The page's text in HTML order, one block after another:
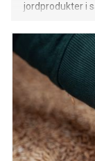
jordprodukter i